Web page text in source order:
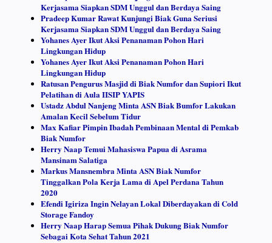
Kerjasama Siapkan SDM Unggul dan Berdaya Saing
Pradeep Kumar Rawat Kunjungi Biak Guna Seriusi
Kerjasama Siapkan SDM Unggul dan Berdaya Saing
Yohanes Ayer Ikut Aksi Penanaman Pohon Hari
Lingkungan Hidup
Yohanes Ayer Ikut Aksi Penanaman Pohon Hari
Lingkungan Hidup
Ratusan Pengurus Masjid di Biak Numfor dan Supiori Ikut
Pelatihan di Aula IISIP YAPIS
Ustadz Abdul Nanjeng Minta ASN Biak Bumfor Lakukan
Amalan Kecil Sebelum Tidur
Max Kafiar Pimpin Ibadah Pembinaan Mental di Pemkab
Biak Numfor
Herry Naap Temui Mahasiswa Papua di Asrama
Mansinam Salatiga
Markus Mansnembra Minta ASN Biak Numfor
Tinggalkan Pola Kerja Lama di Apel Perdana Tahun
2020
Efendi Igiriza Ingin Nelayan Lokal Diberdayakan di Cold
Storage Fandoy
Herry Naap Harap Semua Pihak Dukung Biak Numfor
Sebagai Kota Sehat Tahun 2021